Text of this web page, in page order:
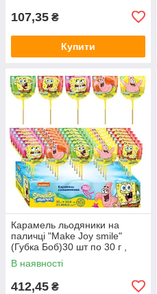
107,35 ₴
Купити
Карамель льодяники на
паличці "Make Joy smile"
(Губка Боб)30 шт по 30 г ,
шоубокс0,9 кг
В наявності
412,45 ₴